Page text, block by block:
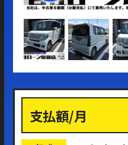
支払額/月